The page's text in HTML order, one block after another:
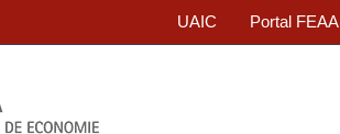
UAIC Portal FEAA